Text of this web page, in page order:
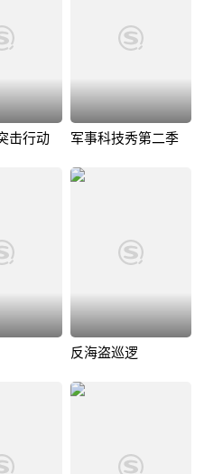
击行动 军事科技秀第二季
反海盗巡逻